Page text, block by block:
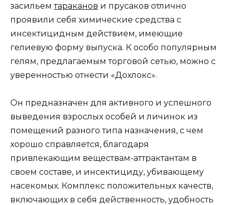
засильемтараканов и прусаков отлично
проявили себя химические средства с
инсектицидным действием, имеющие
гелиевую форму выпуска. К особо популярным
гелям, предлагаемым торговой сетью, можно с
уверенностью отнести «Дохлокс».
Он предназначен для активного и успешного
выведения взрослых особей и личинок из
помещений разного типа назначения, с чем
хорошо справляется, благодаря
привлекающим веществам-аттрактантам в
своем составе, и инсектициду, убивающему
насекомых. Комплекс положительных качеств,
включающих в себя действенность, удобность